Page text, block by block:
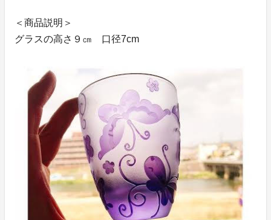
＜商品説明＞
グラスの高さ９㎝ 口径7cm